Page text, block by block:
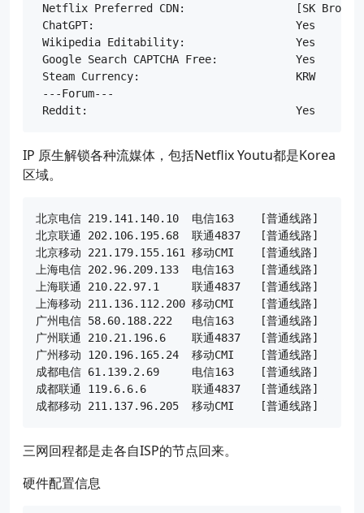
Netflix Preferred CDN:			[SK Broadband] in [Seoul, Korea]
ChatGPT:				Yes
Wikipedia Editability:			Yes
Google Search CAPTCHA Free:		Yes
Steam Currency:			KRW
---Forum---
IP 原生解锁各种流媒体，包括Netflix Youtu都是Korea
区域。
北京电信 219.141.140.10  电信163    [普通线路]
北京联通 202.106.195.68  联通4837   [普通线路]
北京移动 221.179.155.161 移动CMI    [普通线路]
上海电信 202.96.209.133  电信163    [普通线路]
上海联通 210.22.97.1     联通4837   [普通线路]
上海移动 211.136.112.200 移动CMI    [普通线路]
广州电信 58.60.188.222   电信163    [普通线路]
广州联通 210.21.196.6    联通4837   [普通线路]
广州移动 120.196.165.24  移动CMI    [普通线路]
成都电信 61.139.2.69     电信163    [普通线路]
成都联通 119.6.6.6       联通4837   [普通线路]
三网回程都是走各自ISP的节点回来。
硬件配置信息